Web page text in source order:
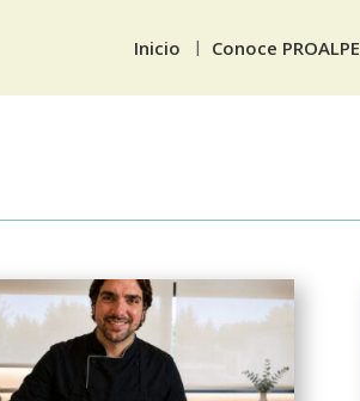
Inicio Conoce PROALPE